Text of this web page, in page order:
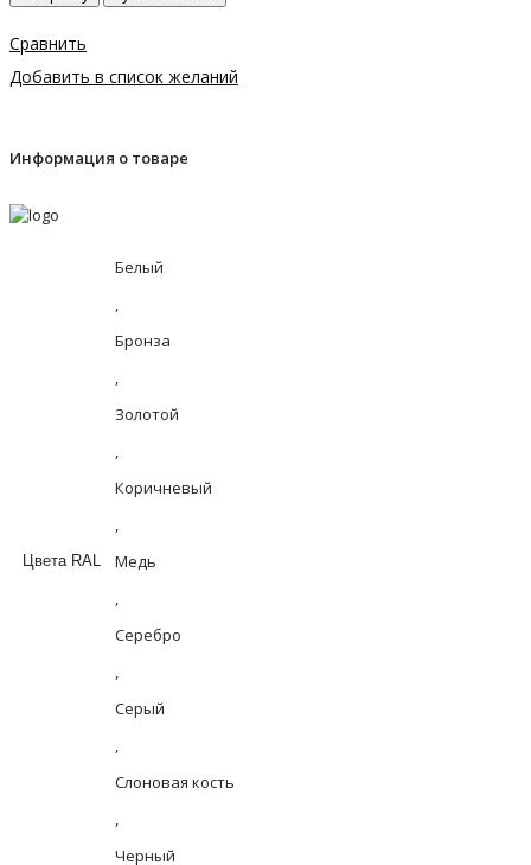
Сравнить
Добавить в список желаний
Информация о товаре
Цвета RAL
Белый
,
Бронза
,
Золотой
,
Коричневый
,
Медь
,
Серебро
,
Серый
,
Слоновая кость
,
Черный